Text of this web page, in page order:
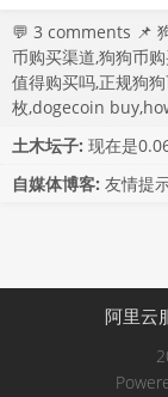
💬 3 comments 📌
币购买渠道,狗狗币
值得购买吗,正规狗
枚,dogecoin buy,
土木坛子: 现在是
自媒体博客: 友情提
阿里云